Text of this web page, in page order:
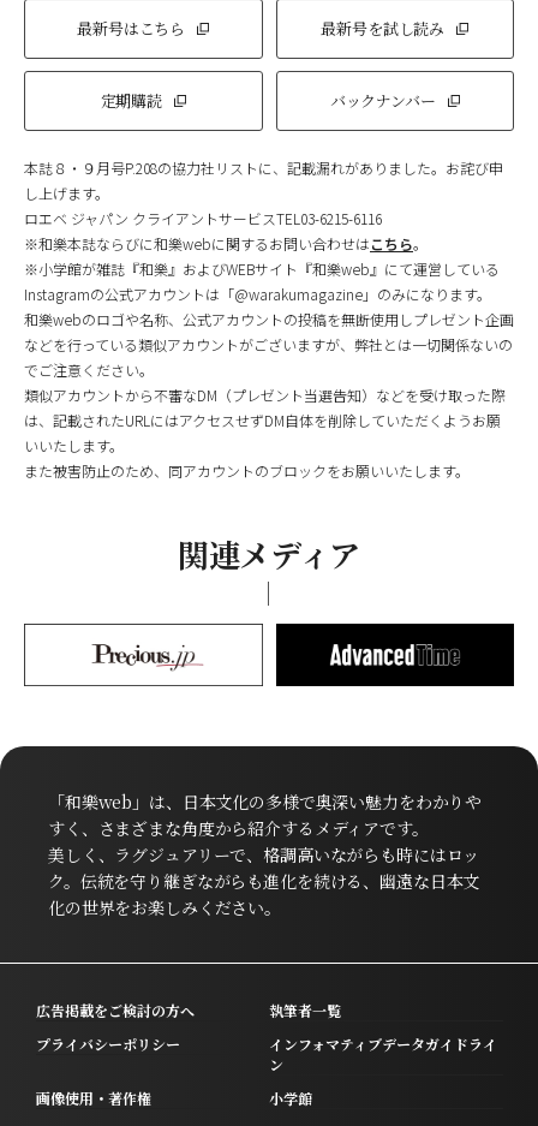
最新号はこちら 最新号を試し読み
定期購読 バックナンバー
本誌８・９月号P.208の協力社リストに、記載漏れがありました。お詫び申
し上げます。
ロエベ ジャパン クライアントサービスTEL03-6215-6116
※和樂本誌ならびに和樂webに関するお問い合わせはこちら。
※小学館が雑誌『和樂』およびWEBサイト『和樂web』にて運営している
Instagramの公式アカウントは「@warakumagazine」のみになります。
和樂webのロゴや名称、公式アカウントの投稿を無断使用しプレゼント企画
などを行っている類似アカウントがございますが、弊社とは一切関係ないの
でご注意ください。
類似アカウントから不審なDM（プレゼント当選告知）などを受け取った際
は、記載されたURLにはアクセスせずDM自体を削除していただくようお願
いいたします。
また被害防止のため、同アカウントのブロックをお願いいたします。
関連メディア
「和樂web」は、日本文化の多様で奥深い魅力をわかりや
すく、さまざまな角度から紹介するメディアです。
美しく、ラグジュアリーで、格調高いながらも時にはロッ
ク。伝統を守り継ぎながらも進化を続ける、幽遠な日本文
化の世界をお楽しみください。
広告掲載をご検討の方へ
執筆者一覧
プライバシーポリシー
インフォマティブデータガイドライ
ン
画像使用・著作権
小学館